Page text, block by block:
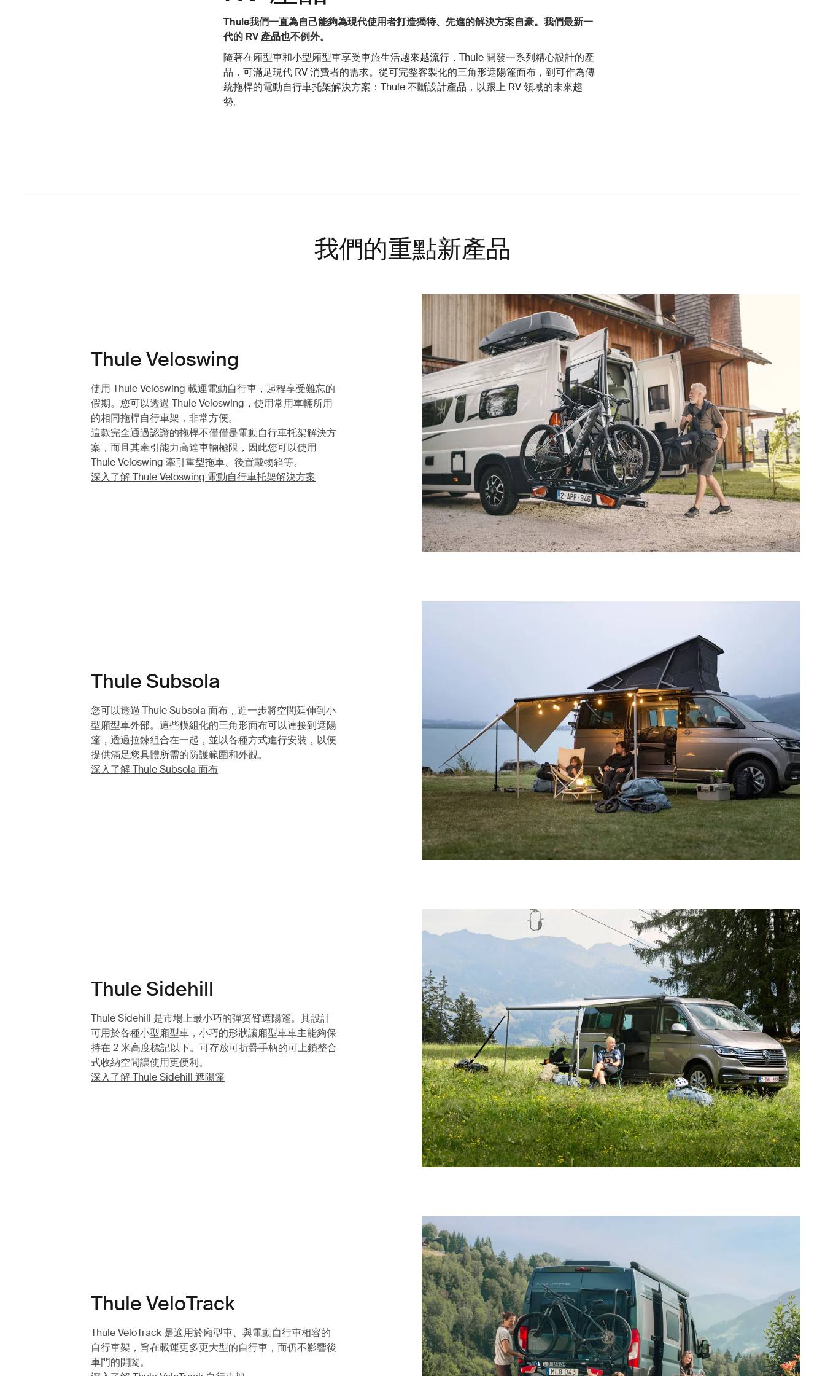
Thule我們一直為自己能夠為現代使用者打造獨特、先進的解決方案自豪。我們最新一
代的 RV 產品也不例外。
隨著在廂型車和小型廂型車享受車旅生活越來越流行，Thule 開發一系列精心設計的產
品，可滿足現代 RV 消費者的需求。從可完整客製化的三角形遮陽篷面布，到可作為傳
統拖桿的電動自行車托架解決方案：Thule 不斷設計產品，以跟上 RV 領域的未來趨
勢。
我們的重點新產品
Thule Veloswing
使用 Thule Veloswing 載運電動自行車，起程享受難忘的
假期。您可以透過 Thule Veloswing，使用常用車輛所用
的相同拖桿自行車架，非常方便。
這款完全通過認證的拖桿不僅僅是電動自行車托架解決方
案，而且其牽引能力高達車輛極限，因此您可以使用
Thule Veloswing 牽引重型拖車、後置載物箱等。
深入了解 Thule Veloswing 電動自行車托架解決方案
Thule Subsola
您可以透過 Thule Subsola 面布，進一步將空間延伸到小
型廂型車外部。這些模組化的三角形面布可以連接到遮陽
篷，透過拉鍊組合在一起，並以各種方式進行安裝，以便
提供滿足您具體所需的防護範圍和外觀。
深入了解 Thule Subsola 面布
Thule Sidehill
Thule Sidehill 是市場上最小巧的彈簧臂遮陽篷。其設計
可用於各種小型廂型車，小巧的形狀讓廂型車車主能夠保
持在 2 米高度標記以下。可存放可折疊手柄的可上鎖整合
式收納空間讓使用更便利。
深入了解 Thule Sidehill 遮陽篷
Thule VeloTrack
Thule VeloTrack 是適用於廂型車、與電動自行車相容的
自行車架，旨在載運更多更大型的自行車，而仍不影響後
車門的開闔。